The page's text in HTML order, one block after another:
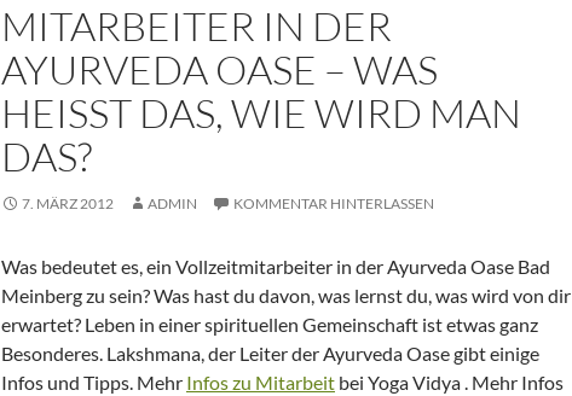
MITARBEITER IN DER
AYURVEDA OASE – WAS
HEISST DAS, WIE WIRD MAN D
AS?
7. MÄRZ 2012 ADMIN KOMMENTAR HINTERLASSEN
Was bedeutet es, ein Vollzeitmitarbeiter in der Ayurveda Oase Bad
Meinberg zu sein? Was hast du davon, was lernst du, was wird von dir
erwartet? Leben in einer spirituellen Gemeinschaft ist etwas ganz
Besonderes. Lakshmana, der Leiter der Ayurveda Oase gibt einige
Infos und Tipps. Mehr Infos zu Mitarbeit bei Yoga Vidya . Mehr Infos